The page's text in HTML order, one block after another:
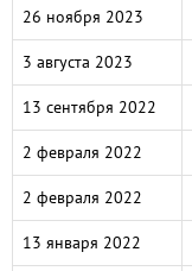
26 ноября 2023
3 августа 2023
13 сентября 2022
2 февраля 2022
2 февраля 2022
13 января 2022